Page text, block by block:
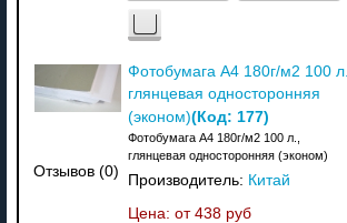
Отзывов (0)
Фотобумага A4 180г/м2 100 л.,
глянцевая односторонняя
(эконом)(Код: 177)
Фотобумага A4 180г/м2 100 л.,
глянцевая односторонняя (эконом)
Производитель: Китай
Цена: от 438 руб